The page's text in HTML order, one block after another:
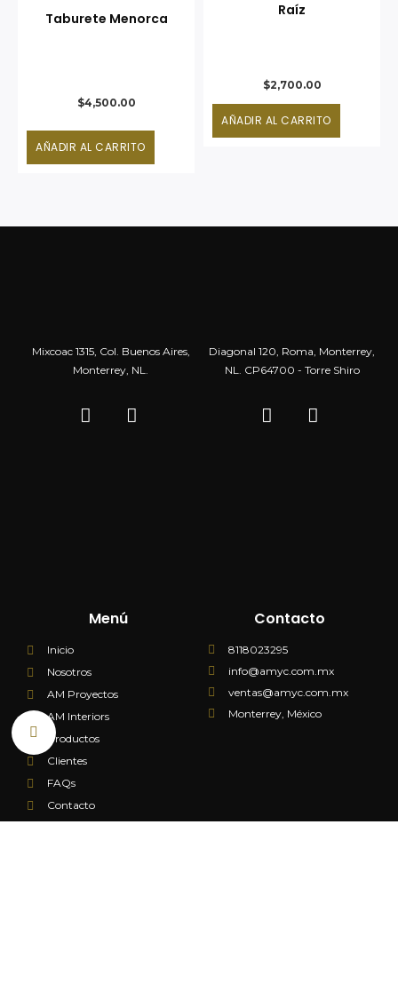
Taburete Menorca
$4,500.00
AÑADIR AL CARRITO
Raíz
$2,700.00
AÑADIR AL CARRITO
Mixcoac 1315, Col. Buenos Aires,
Monterrey, NL.
Diagonal 120, Roma, Monterrey,
NL. CP64700 - Torre Shiro
Menú
Inicio
Nosotros
AM Proyectos
AM Interiors
Productos
Clientes
FAQs
Contacto
Contacto
8118023295
info@amyc.com.mx
ventas@amyc.com.mx
Monterrey, México